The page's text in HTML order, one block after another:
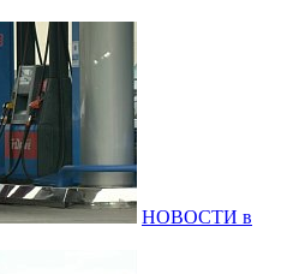
НОВОСТИ в